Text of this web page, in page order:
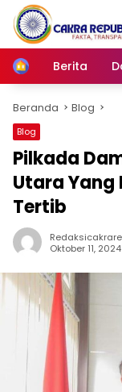
Langsung
konten
Home
Berita
Beranda Blog
Blog
Pilkada
Utara Yang
Tertib
Oktober 11, 2024